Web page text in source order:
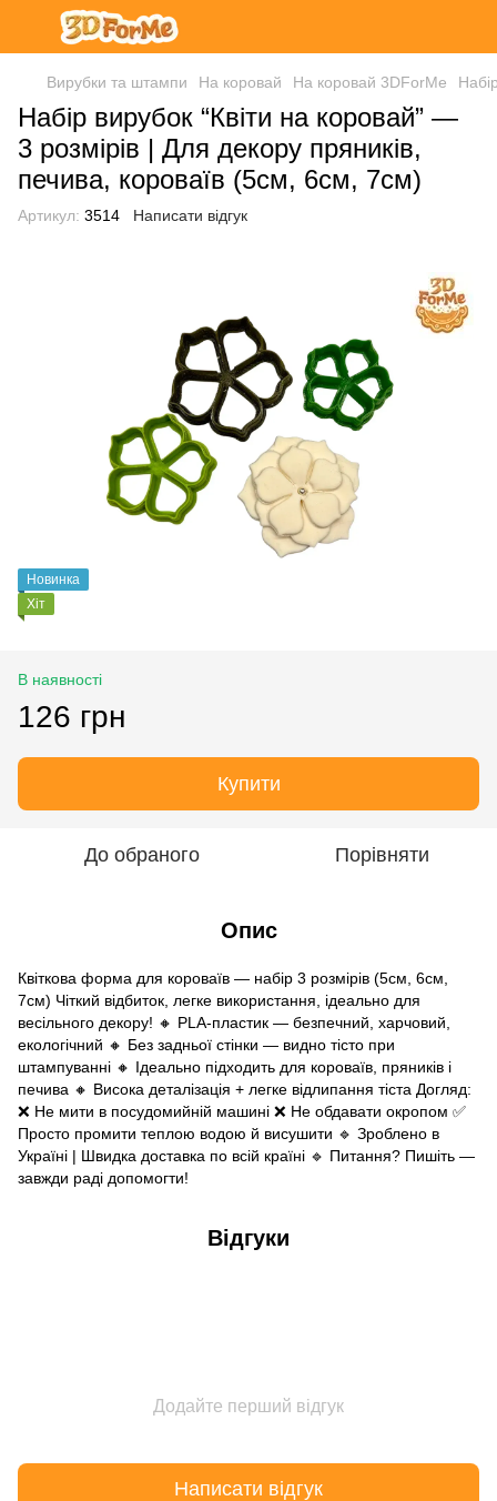
Вирубки та штампи На коровай На коровай 3DForMe
Набір вирубок “Квіти на коровай” —
3 розмірів | Для декору пряників,
печива, короваїв (5см, 6см, 7см)
Артикул: 3514 Написати відгук
Новинка
Хіт
В наявності
126 грн
Купити
До обраного Порівняти
Опис
Квіткова форма для короваїв — набір 3 розмірів (5см, 6см,
7см) Чіткий відбиток, легке використання, ідеально для
весільного декору! 🔸 PLA-пластик — безпечний, харчовий,
екологічний 🔸 Без задньої стінки — видно тісто при
штампуванні 🔸 Ідеально підходить для короваїв, пряників і
печива 🔸 Висока деталізація + легке відлипання тіста Догляд:
❌ Не мити в посудомийній машині ❌ Не обдавати окропом ✅
Просто промити теплою водою й висушити 🔹 Зроблено в
Україні | Швидка доставка по всій країні 🔹 Питання? Пишіть —
завжди раді допомогти!
Відгуки
Додайте перший відгук
Написати відгук